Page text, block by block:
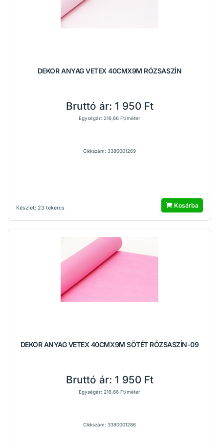
DEKOR ANYAG VETEX 40CMX9M RÓZSASZÍN
Készlet: 23 tekercs
Bruttó ár: 1 950 Ft
Egységár: 216,66 Ft/méter
Cikkszám: 3380001269
Kosárba
DEKOR ANYAG VETEX 40CMX9M SÖTÉT RÓZSASZÍN-09
Bruttó ár: 1 950 Ft
Egységár: 216,66 Ft/méter
Cikkszám: 3380001286